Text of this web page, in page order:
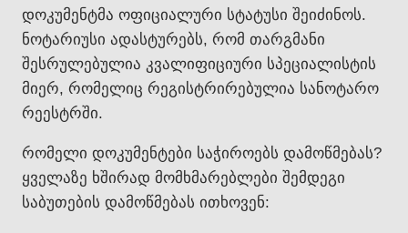
დოკუმენტმა ოფიციალური სტატუსი შეიძინოს.
ნოტარიუსი ადასტურებს, რომ თარგმანი
შესრულებულია კვალიფიციური სპეციალისტის
მიერ, რომელიც რეგისტრირებულია სანოტარო
რეესტრში.
რომელი დოკუმენტები საჭიროებს დამოწმებას?
ყველაზე ხშირად მომხმარებლები შემდეგი
საბუთების დამოწმებას ითხოვენ: